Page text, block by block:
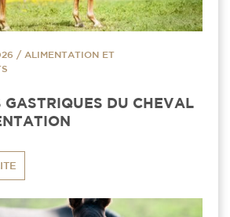
/ ALIMENTATION ET
GASTRIQUES DU CHEVAL